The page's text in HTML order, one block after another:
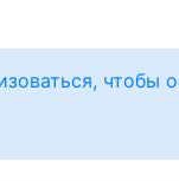
чтобы